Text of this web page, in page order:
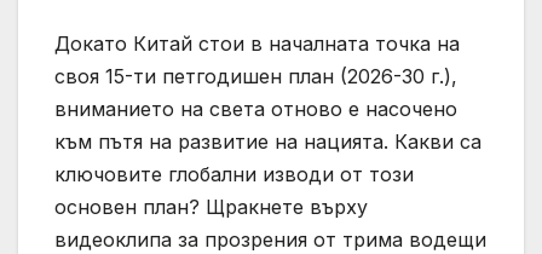
Докато Китай стои в началната точка на
своя 15-ти петгодишен план (2026-30 г.),
вниманието на света отново е насочено
към пътя на развитие на нацията. Какви са
ключовите глобални изводи от този
основен план? Щракнете върху
видеоклипа за прозрения от трима водещи